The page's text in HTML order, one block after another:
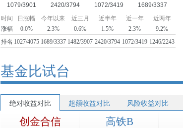
1079/3901
2420/3794
1072/3419
1689/3337
时间
日涨幅 今年以来 近三月 近半年 近一年
近两年
涨幅
0.0% 2.3% 0.6% 1.5% 2.3%
9.2%
排名 1027/4075 1689/3337 1482/3907 2420/3794 1072/3419 1246/2243
基金比试台
绝对收益对比 超额收益对比 风险收益对比
创金合信 高铁B